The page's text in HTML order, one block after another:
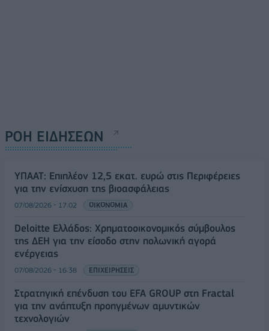
ΡΟΗ ΕΙΔΗΣΕΩΝ
ΥΠΑΑΤ: Επιπλέον 12,5 εκατ. ευρώ στις Περιφέρειες
για την ενίσχυση της βιοασφάλειας
07/08/2026 - 17:02 ΟΙΚΟΝΟΜΙΑ
Deloitte Ελλάδος: Χρηματοοικονομικός σύμβουλος
της ΔΕΗ για την είσοδο στην πολωνική αγορά
ενέργειας
07/08/2026 - 16:38 ΕΠΙΧΕΙΡΗΣΕΙΣ
Στρατηγική επένδυση του EFA GROUP στη Fractal
για την ανάπτυξη προηγμένων αμυντικών
τεχνολογιών